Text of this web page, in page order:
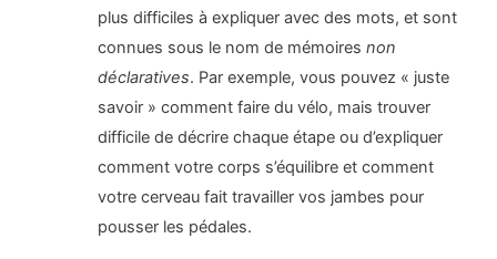
plus difficiles à expliquer avec des mots, et sont
connues sous le nom de mémoiresnon
déclaratives. Par exemple, vous pouvez « juste
savoir » comment faire du vélo, mais trouver
difficile de décrire chaque étape ou d’expliquer
comment votre corps s’équilibre et comment
votre cerveau fait travailler vos jambes pour
pousser les pédales.